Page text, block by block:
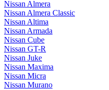
Nissan Almera
Nissan Almera Classic
Nissan Altima
Nissan Armada
Nissan Cube
Nissan GT-R
Nissan Juke
Nissan Maxima
Nissan Micra
Nissan Murano